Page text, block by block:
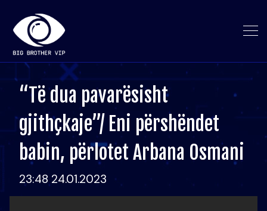
“Të dua pavarësisht
gjithçkaje”/ Eni përshëndet
babin, përlotet Arbana Osmani
23:48 24.01.2023